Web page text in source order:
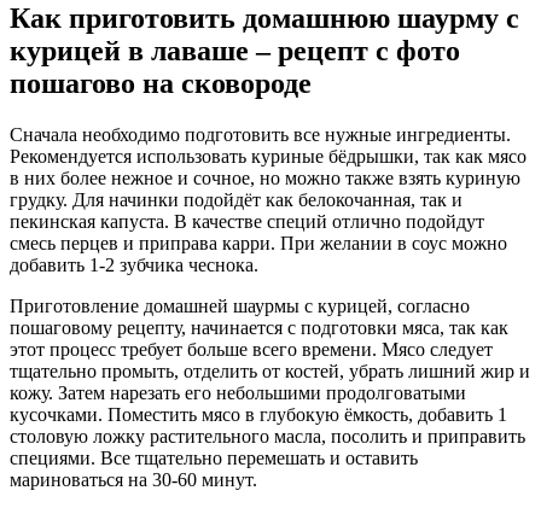
Как приготовить домашнюю шаурму с
курицей в лаваше – рецепт с фото
пошагово на сковороде
Сначала необходимо подготовить все нужные ингредиенты.
Рекомендуется использовать куриные бёдрышки, так как мясо
в них более нежное и сочное, но можно также взять куриную
грудку. Для начинки подойдёт как белокочанная, так и
пекинская капуста. В качестве специй отлично подойдут
смесь перцев и приправа карри. При желании в соус можно
добавить 1-2 зубчика чеснока.
Приготовление домашней шаурмы с курицей, согласно
пошаговому рецепту, начинается с подготовки мяса, так как
этот процесс требует больше всего времени. Мясо следует
тщательно промыть, отделить от костей, убрать лишний жир и
кожу. Затем нарезать его небольшими продолговатыми
кусочками. Поместить мясо в глубокую ёмкость, добавить 1
столовую ложку растительного масла, посолить и приправить
специями. Все тщательно перемешать и оставить
мариноваться на 30-60 минут.